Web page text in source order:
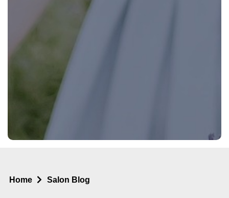
Home Salon Blog